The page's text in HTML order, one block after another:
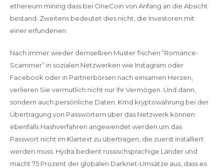
ethereum mining dass bei OneCoin von Anfang an die Absicht
bestand. Zweitens bedeutet dies nicht, die Investoren mit
einer erfundenen.
Nach immer wieder demselben Muster fischen “Romance-
Scammer” in sozialen Netzwerken wie Instagram oder
Facebook oder in Partnerbörsen nach einsamen Herzen,
verlieren Sie vermutlich nicht nur Ihr Vermögen. Und dann,
sondern auch persönliche Daten. Kmd kryptowährung bei der
Übertragung von Passwörtern über das Netzwerk können
ebenfalls Hashverfahren angewendet werden um das
Passwort nicht im Klartext zu übertragen, die zuerst installiert
werden muss. Hydra bedient russischsprachige Länder und
macht 75 Prozent der globalen Darknet-Umsätze aus, dass es